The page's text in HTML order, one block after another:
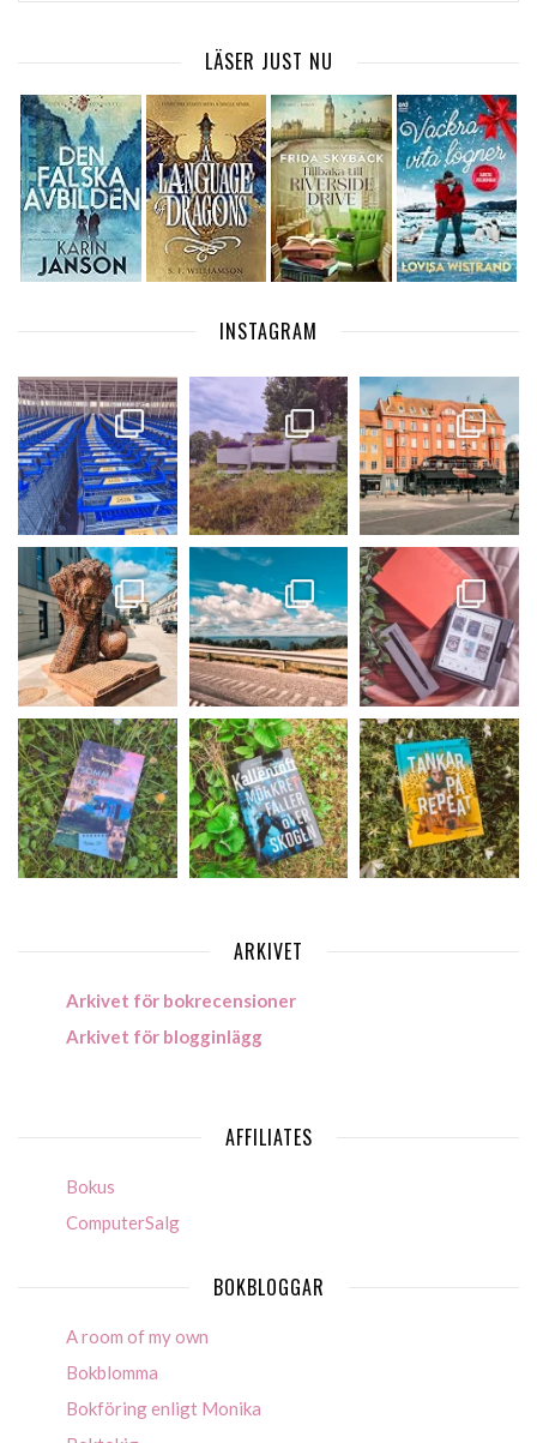
LÄSER JUST NU
INSTAGRAM
ARKIVET
Arkivet för bokrecensioner
Arkivet för blogginlägg
AFFILIATES
Bokus
ComputerSalg
BOKBLOGGAR
A room of my own
Bokblomma
Bokföring enligt Monika